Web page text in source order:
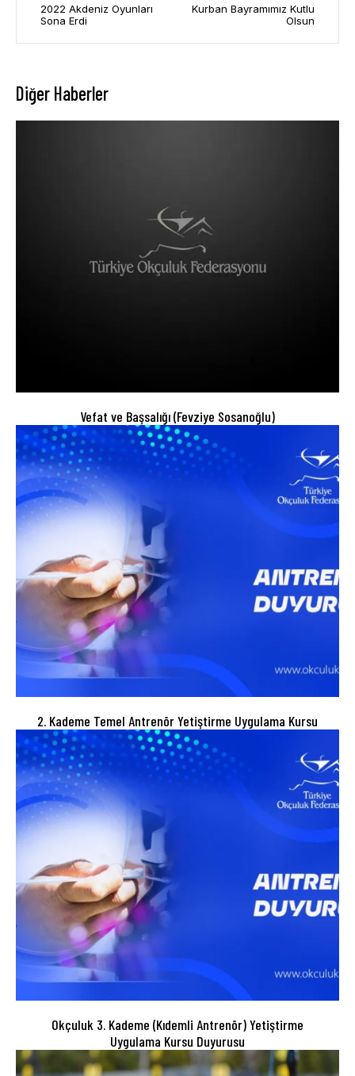
2022 Akdeniz Oyunları
Sona Erdi
Kurban Bayramımız Kutlu
Olsun
Diğer Haberler
Vefat ve Başsalığı (Fevziye Sosanoğlu)
2. Kademe Temel Antrenör Yetiştirme Uygulama Kursu
Okçuluk 3. Kademe (Kıdemli Antrenör) Yetiştirme
Uygulama Kursu Duyurusu